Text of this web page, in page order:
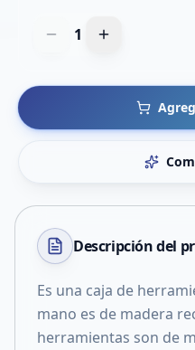
1
Descripción del
Es una caja de
mano es de madera
herramientas son de